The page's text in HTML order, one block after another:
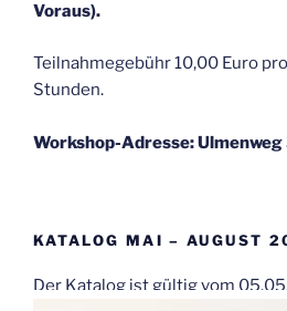
Voraus).
Teilnahmegebühr 10,00 Euro
Stunden.
Workshop-Adresse:
KATALOG MAI – AUGUST
Der Katalog ist gültig vom